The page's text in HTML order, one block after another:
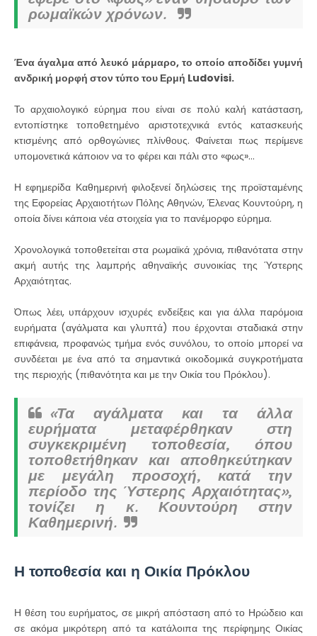
ρωμαϊκών χρόνων.
Ένα άγαλμα από λευκό μάρμαρο, το οποίο αποδίδει γυμνή
ανδρική μορφή στον τύπο του Ερμή Ludovisi.
Το αρχαιολογικό εύρημα που είναι σε πολύ καλή κατάσταση,
εντοπίστηκε τοποθετημένο αριστοτεχνικά εντός κατασκευής
κτισμένης από ορθογώνιες πλίνθους. Φαίνεται πως περίμενε
υπομονετικά κάποιον να το φέρει και πάλι στο «φως»…
Η εφημερίδα Καθημερινή φιλοξενεί δηλώσεις της προϊσταμένης
της Εφορείας Αρχαιοτήτων Πόλης Αθηνών, Έλενας Κουντούρη, η
οποία δίνει κάποια νέα στοιχεία για το πανέμορφο εύρημα.
Χρονολογικά τοποθετείται στα ρωμαϊκά χρόνια, πιθανότατα στην
ακμή αυτής της λαμπρής αθηναϊκής συνοικίας της Ύστερης
Αρχαιότητας.
Όπως λέει, υπάρχουν ισχυρές ενδείξεις και για άλλα παρόμοια
ευρήματα (αγάλματα και γλυπτά) που έρχονται σταδιακά στην
επιφάνεια, προφανώς τμήμα ενός συνόλου, το οποίο μπορεί να
συνδέεται με ένα από τα σημαντικά οικοδομικά συγκροτήματα
της περιοχής (πιθανότητα και με την Οικία του Πρόκλου).
«Τα αγάλματα και τα άλλα
ευρήματα μεταφέρθηκαν στη
συγκεκριμένη τοποθεσία, όπου
τοποθετήθηκαν και αποθηκεύτηκαν
με μεγάλη προσοχή, κατά την
περίοδο της Ύστερης Αρχαιότητας»,
τονίζει η κ. Κουντούρη στην
Καθημερινή.
Η τοποθεσία και η Οικία Πρόκλου
Η θέση του ευρήματος, σε μικρή απόσταση από το Ηρώδειο και
σε ακόμα μικρότερη από τα κατάλοιπα της περίφημης Οικίας